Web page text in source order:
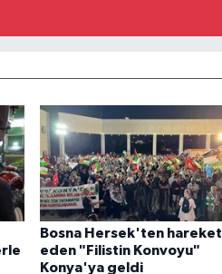
Bosna Hersek'ten hareket
eden "Filistin Konvoyu"
Konya'ya geldi